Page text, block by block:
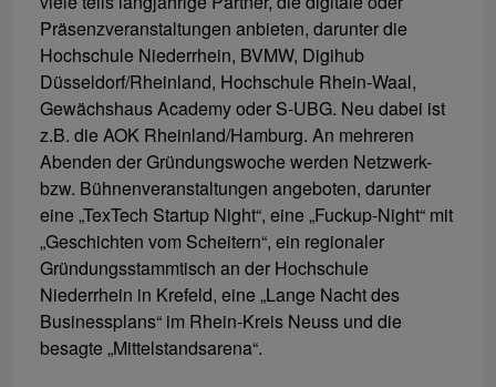
Präsenzveranstaltungen anbieten, darunter die
Hochschule Niederrhein, BVMW, Digihub
Düsseldorf/Rheinland, Hochschule Rhein-Waal,
Gewächshaus Academy oder S-UBG. Neu dabei ist
z.B. die AOK Rheinland/Hamburg. An mehreren
Abenden der Gründungswoche werden Netzwerk-
bzw. Bühnenveranstaltungen angeboten, darunter
eine „TexTech Startup Night“, eine „Fuckup-Night“ mit
„Geschichten vom Scheitern“, ein regionaler
Gründungsstammtisch an der Hochschule
Niederrhein in Krefeld, eine „Lange Nacht des
Businessplans“ im Rhein-Kreis Neuss und die
besagte „Mittelstandsarena“.